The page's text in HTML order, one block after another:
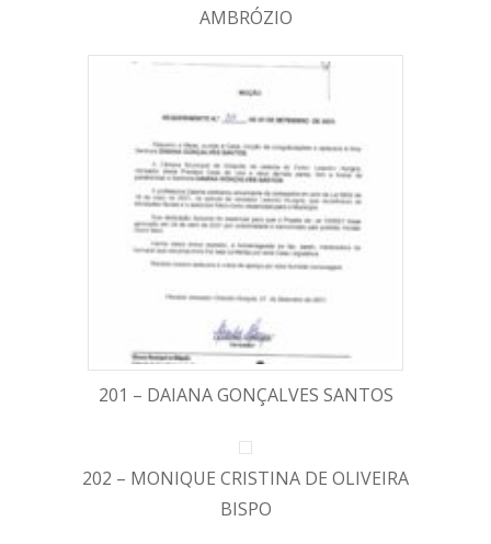
AMBRÓZIO
201 – DAIANA GONÇALVES SANTOS
202 – MONIQUE CRISTINA DE OLIVEIRA
BISPO